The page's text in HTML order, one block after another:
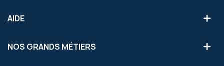
AIDE
NOS GRANDS MÉTIERS